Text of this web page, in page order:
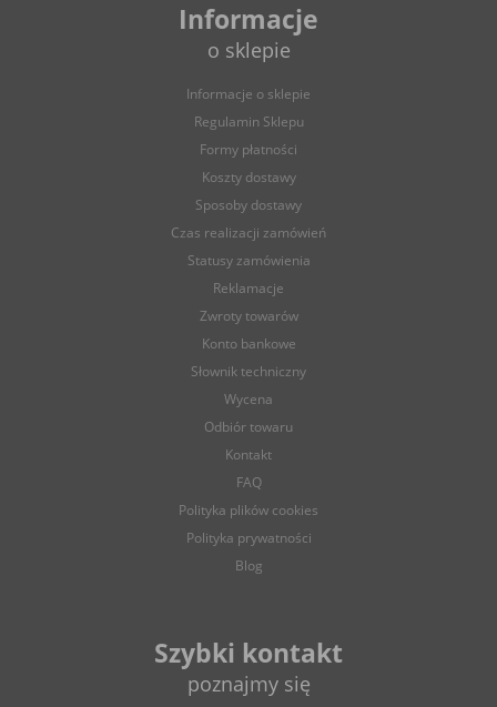
Informacje
o sklepie
Informacje o sklepie
Regulamin Sklepu
Formy płatności
Koszty dostawy
Sposoby dostawy
Czas realizacji zamówień
Statusy zamówienia
Reklamacje
Zwroty towarów
Konto bankowe
Słownik techniczny
Wycena
Odbiór towaru
Kontakt
FAQ
Polityka plików cookies
Polityka prywatności
Blog
Szybki kontakt
poznajmy się